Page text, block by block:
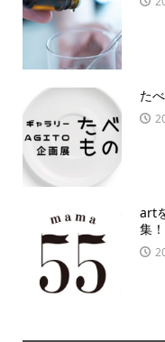
た
art
集！